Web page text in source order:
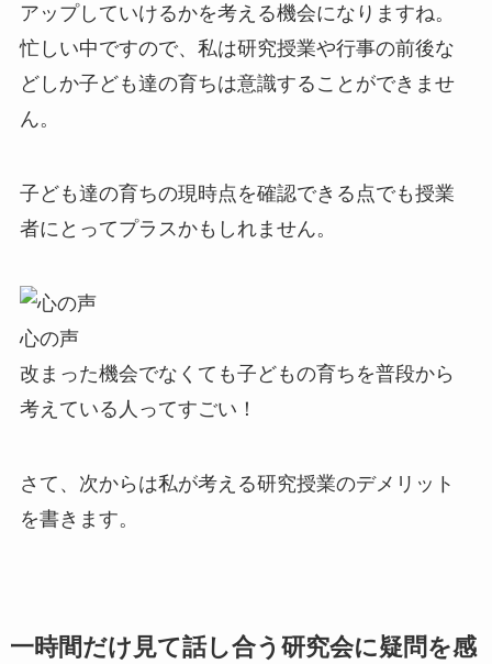
アップしていけるかを考える機会になりますね。
忙しい中ですので、私は研究授業や行事の前後な
どしか子ども達の育ちは意識することができませ
ん。
子ども達の育ちの現時点を確認できる点でも授業
者にとってプラスかもしれません。
心の声
改まった機会でなくても子どもの育ちを普段から
考えている人ってすごい！
さて、次からは私が考える研究授業のデメリット
を書きます。
一時間だけ見て話し合う研究会に疑問を感